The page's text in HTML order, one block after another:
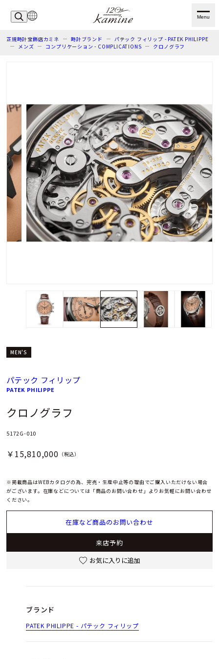
Menu
正規時計宝飾店カミネ 時計ブランド
パテック フィリップ - PATEK PHILIPPE
メンズ
コンプリケーション - COMPLICATIONS クロノグラフ
MEN'S
パテック フィリップ
PATEK PHILIPPE
クロノグラフ
5172G-010
￥15,810,000 （税込）
※掲載商品はWEBカタログの為、完売・生産中止等の理由でご購入いただけない場合
がございます。在庫などについては「商品のお問い合わせ」よりお気軽にお問い合わせ
ください。
在庫など商品のお問い合わせ
来店予約
お気に入りに追加
ブランド
PATEK PHILIPPE - パテック フィリップ